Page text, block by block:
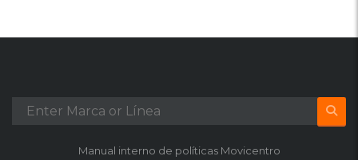
Manual interno de políticas Movicentro